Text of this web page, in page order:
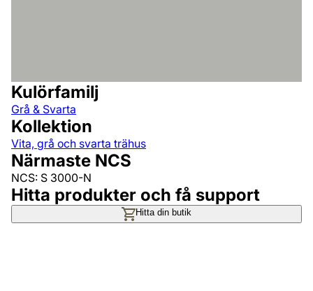
Kulörfamilj
Grå & Svarta
Kollektion
Vita, grå och svarta trähus
Närmaste NCS
NCS: S 3000-N
Hitta produkter och få support
Hitta din butik